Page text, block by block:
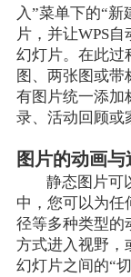
入”菜单下的“新
片，并让WPS
幻灯片。在此过
图、两张图或
有图片统一添加
录、活动回顾或
图片的动画与
静态图片可
中，您可以为任
径等多种类型的
方式进入视野，
幻灯片之间的“